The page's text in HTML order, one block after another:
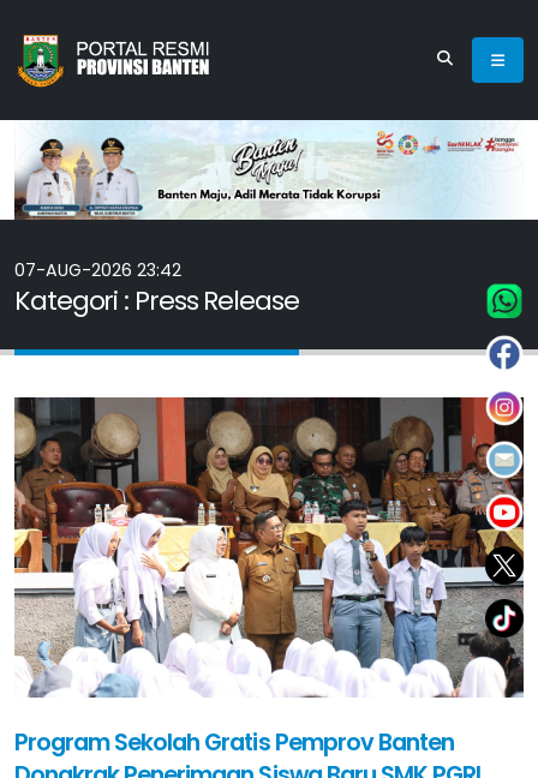
Kategori : Press Release
07-AUG-2026 23:42
Program Sekolah Gratis Pemprov Banten